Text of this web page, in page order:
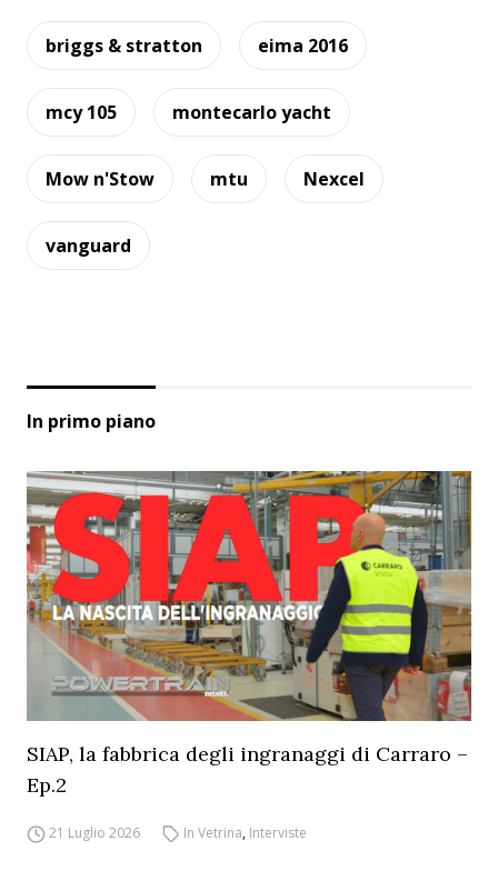
briggs & stratton eima 2016
mcy 105 montecarlo yacht
Mow n'Stow mtu Nexcel
vanguard
In primo piano
SIAP, la fabbrica degli ingranaggi di Carraro –
Ep.2
21 Luglio 2026 In Vetrina, Interviste